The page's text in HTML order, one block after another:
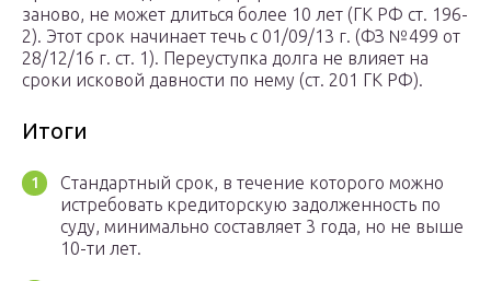
заново, не может длиться более 10 лет (ГК РФ ст. 196-
2). Этот срок начинает течь с 01/09/13 г. (ФЗ №499 от
28/12/16 г. ст. 1). Переуступка долга не влияет на
сроки исковой давности по нему (ст. 201 ГК РФ).
Итоги
Стандартный срок, в течение которого можно
истребовать кредиторскую задолженность по
суду, минимально составляет 3 года, но не выше
10-ти лет.